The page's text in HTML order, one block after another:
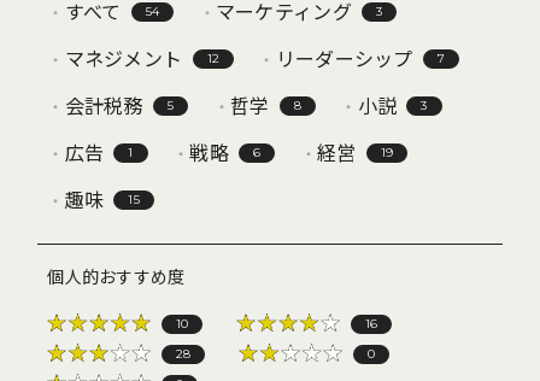
すべて 54 マーケティング 3
マネジメント 12 リーダーシップ 7
会計税務 5 哲学 8 小説 3
広告 1 戦略 6 経営 19
趣味 15
個人的おすすめ度
10
16
28
0